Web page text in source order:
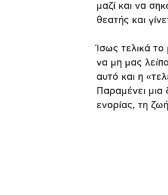
μαζί και να
θεατής και
Ίσως τελικά
να μη μας
αυτό και η
Παραμένει
ενορίας, τη